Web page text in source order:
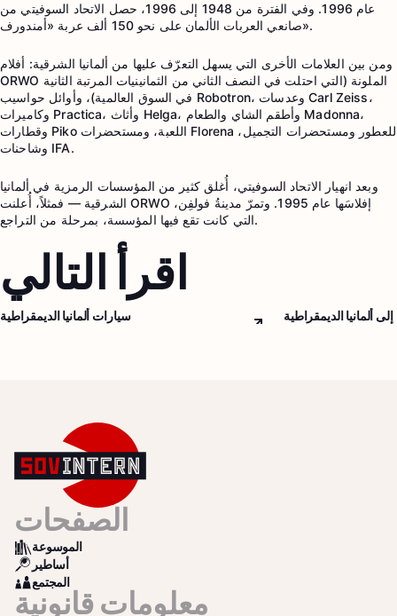
عام 1996. وفي الفترة من 1948 إلى 1996، حصل الاتحاد السوفيتي من
صانعي العربات الألمان على نحو 150 ألف عربة «أمندورف».
ومن بين العلامات الأخرى التي يسهل التعرّف عليها من ألمانيا الشرقية: أفلام
ORWO الملونة (التي احتلت في النصف الثاني من الثمانينيات المرتبة الثانية
في السوق العالمية)، وأوائل حواسيب Robotron، وعدسات Carl Zeiss،
وكاميرات Practica، وأثاث Helga، وأطقم الشاي والطعام Madonna،
وقطارات Piko اللعبة، ومستحضرات Florena للعطور ومستحضرات التجميل،
وشاحنات IFA.
وبعد انهيار الاتحاد السوفيتي، أُغلق كثير من المؤسسات الرمزية في ألمانيا
الشرقية — فمثلاً، أُعلنت ORWO إفلاسَها عام 1995. وتمرّ مدينةُ فولفِن،
التي كانت تقع فيها المؤسسة، بمرحلة من التراجع.
اقرأ التالي
سيارات ألمانيا الديمقراطية ألمانيا الديمقراطية
الصفحات
BOOKS
الموسوعة
SEARCH
أساطير
COMMUNITY
المجتمع
معلومات قانونية